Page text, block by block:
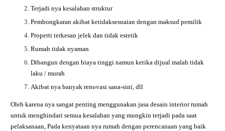
Terjadi nya kesalahan struktur
Pembongkaran akibat ketidaksesuaian dengan maksud pemilik
Properti terkesan jelek dan tidak estetik
Rumah tidak nyaman
Dibangun dengan biaya tinggi namun ketika dijual malah tidak
laku / murah
Akibat nya banyak renovasi sana-sini, dll
Oleh karena nya sangat penting menggunakan jasa desain interior rumah
untuk menghindari semua kesalahan yang mungkin terjadi pada saat
pelaksanaan, Pada kenyataan nya rumah dengan perencanaan yang baik